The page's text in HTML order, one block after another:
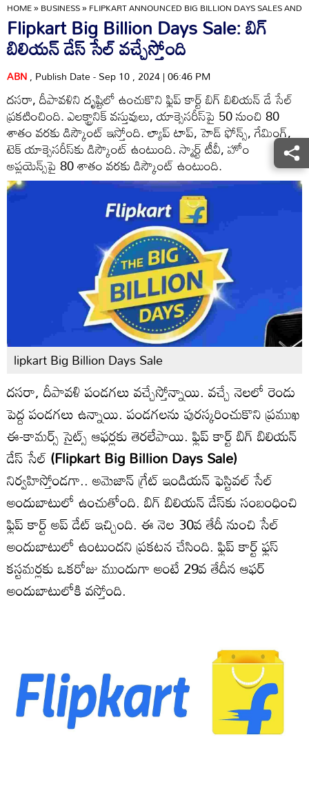
HOME»BUSINESS»FLIPKART ANNOUNCED BIG BILLION DAYS SALES AND
Flipkart Big Billion Days Sale: బిగ్
బిలియన్ డేస్ సేల్ వచ్చేస్తోంది
ABN, Publish Date - Sep 10 , 2024 | 06:46 PM
దసరా, దీపావళిని దృష్టిలో ఉంచుకొని ఫ్లిప్ కార్ట్ బిగ్ బిలియన్ డే సేల్‌
ప్రకటించింది. ఎలక్ట్రానిక్ వస్తువులు, యాక్సెసరీస్‌పై 50 నుంచి 80
శాతం వరకు డిస్కౌంట్ ఇస్తోంది. ల్యాప్ టాప్, హెడ్ ఫోన్స్, గేమింగ్,
టెక్ యాక్సెసరీస్‌కు డిస్కౌంట్ ఉంటుంది. స్మార్ట్ టీవీ, హోం
అప్లయెన్స్‌పై 80 శాతం వరకు డిస్కౌంట్ ఉంటుంది.
lipkart Big Billion Days Sale
దసరా, దీపావళి పండగలు వచ్చేస్తోన్నాయి. వచ్చే నెలలో రెండు
పెద్ద పండగలు ఉన్నాయి. పండగలను పురస్కరించుకొని ప్రముఖ
ఈ-కామర్స్ సైట్స్ ఆఫర్లకు తెరలేపాయి. ఫ్లిప్ కార్ట్ బిగ్ బిలియన్
డేస్ సేల్(Flipkart Big Billion Days Sale)
నిర్వహిస్తోండగా.. అమెజాన్ గ్రేట్ ఇండియన్ ఫెస్టివల్ సేల్
అందుబాటులో ఉంచుతోంది. బిగ్ బిలియన్ డేస్‌కు సంబంధించి
ఫ్లిప్ కార్ట్ అప్ డేట్ ఇచ్చింది. ఈ నెల 30వ తేదీ నుంచి సేల్
అందుబాటులో ఉంటుందని ప్రకటన చేసింది. ఫ్లిప్ కార్ట్ ఫ్లస్
కస్టమర్లకు ఒకరోజు ముందుగా అంటే 29వ తేదీన ఆఫర్
అందుబాటులోకి వస్తోంది.